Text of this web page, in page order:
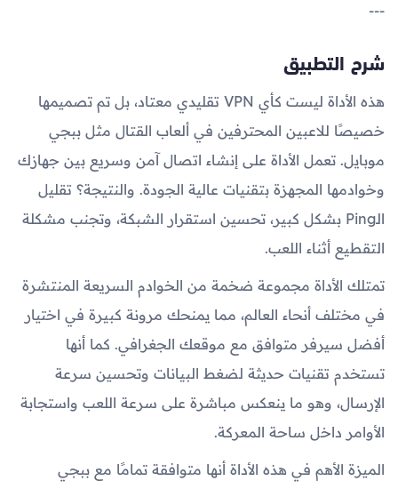
---
شرح التطبيق
هذه الأداة ليست كأي VPN تقليدي معتاد، بل تم تصميمها
خصيصًا للاعبين المحترفين في ألعاب القتال مثل ببجي
موبايل. تعمل الأداة على إنشاء اتصال آمن وسريع بين جهازك
وخوادمها المجهزة بتقنيات عالية الجودة. والنتيجة؟ تقليل
الـPing بشكل كبير، تحسين استقرار الشبكة، وتجنب مشكلة
التقطيع أثناء اللعب.
تمتلك الأداة مجموعة ضخمة من الخوادم السريعة المنتشرة
في مختلف أنحاء العالم، مما يمنحك مرونة كبيرة في اختيار
أفضل سيرفر متوافق مع موقعك الجغرافي. كما أنها
تستخدم تقنيات حديثة لضغط البيانات وتحسين سرعة
الإرسال، وهو ما ينعكس مباشرة على سرعة اللعب واستجابة
الأوامر داخل ساحة المعركة.
الميزة الأهم في هذه الأداة أنها متوافقة تمامًا مع ببجي